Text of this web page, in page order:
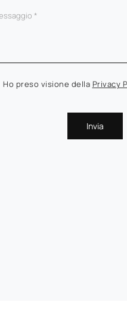
Ho preso visione della Privacy
Invia